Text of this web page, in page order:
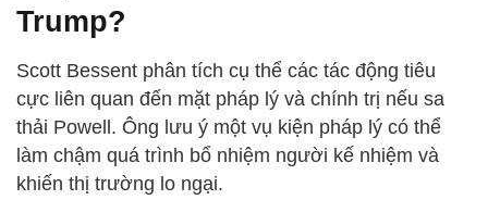
Trump?
Scott Bessent phân tích cụ thể các tác động tiêu
cực liên quan đến mặt pháp lý và chính trị nếu sa
thải Powell. Ông lưu ý một vụ kiện pháp lý có thể
làm chậm quá trình bổ nhiệm người kế nhiệm và
khiến thị trường lo ngại.